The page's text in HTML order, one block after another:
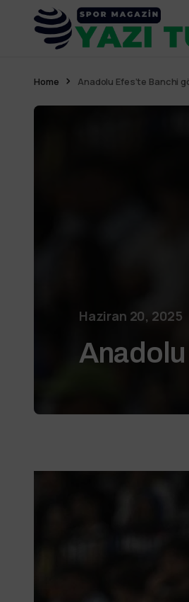
Home Anadolu Efes’te Banchi
Haziran 20, 2025